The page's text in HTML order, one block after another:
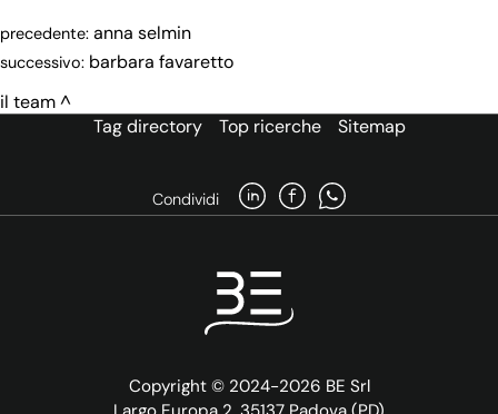
precedente: anna selmin
successivo: barbara favaretto
il team
Tag directory
Top ricerche Sitemap
Condividi
Copyright © 2024-2026 BE Srl